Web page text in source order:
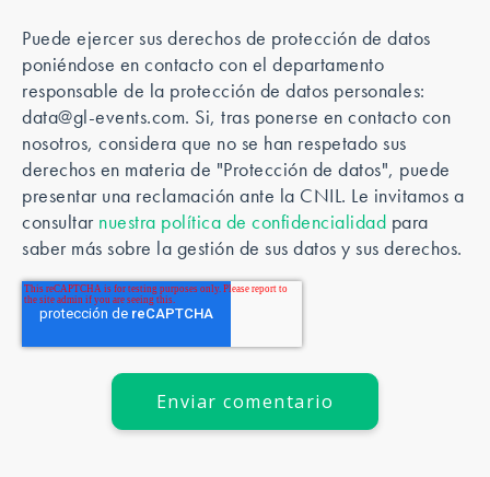
Puede ejercer sus derechos de protección de datos
poniéndose en contacto con el departamento
responsable de la protección de datos personales:
data@gl-events.com. Si, tras ponerse en contacto con
nosotros, considera que no se han respetado sus
derechos en materia de "Protección de datos", puede
presentar una reclamación ante la CNIL. Le invitamos a
consultar nuestra política de confidencialidad para
saber más sobre la gestión de sus datos y sus derechos.